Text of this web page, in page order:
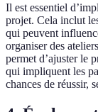
Il est essentiel
projet. Cela inclut
qui peuvent
organiser des
permet d’ajuster le
qui impliquent les
chances de réussir,